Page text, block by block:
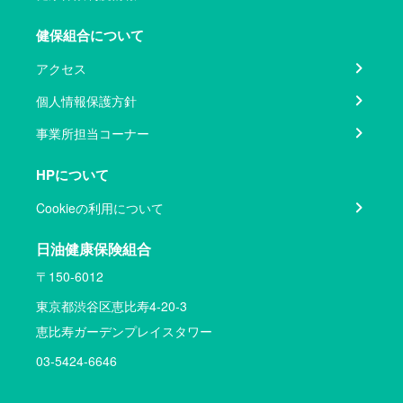
健保組合について
アクセス
個人情報保護方針
事業所担当コーナー
HPについて
Cookieの利用について
日油健康保険組合
〒150-6012
東京都渋谷区恵比寿4-20-3
恵比寿ガーデンプレイスタワー
03-5424-6646